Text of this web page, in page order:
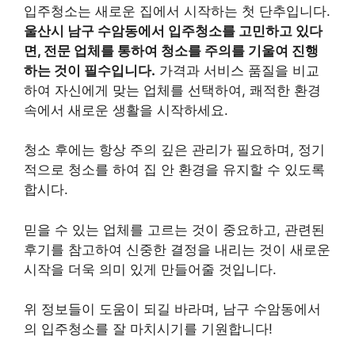
입주청소는 새로운 집에서 시작하는 첫 단추입니다.
울산시 남구 수암동에서 입주청소를 고민하고 있다
면, 전문 업체를 통하여 청소를 주의를 기울여 진행
하는 것이 필수입니다. 가격과 서비스 품질을 비교
하여 자신에게 맞는 업체를 선택하여, 쾌적한 환경
속에서 새로운 생활을 시작하세요.
청소 후에는 항상 주의 깊은 관리가 필요하며, 정기
적으로 청소를 하여 집 안 환경을 유지할 수 있도록
합시다.
믿을 수 있는 업체를 고르는 것이 중요하고, 관련된
후기를 참고하여 신중한 결정을 내리는 것이 새로운
시작을 더욱 의미 있게 만들어줄 것입니다.
위 정보들이 도움이 되길 바라며, 남구 수암동에서
의 입주청소를 잘 마치시기를 기원합니다!